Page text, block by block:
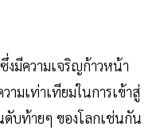
งมีความเจริญก้าวหน้า
มเท่าเทียมในการเข้าสู่
บท้ายๆ ของโลกเช่นกัน